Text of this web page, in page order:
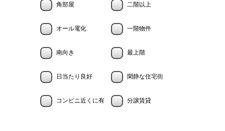
角部屋 二階以上
オール電化 一階物件
南向き 最上階
日当たり良好 閑静な住宅街
コンビニ近くに有 分譲賃貸